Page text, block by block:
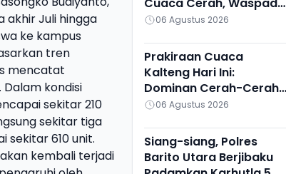
Juli hingga
ke kampus
tren
mencatat
kondisi
sekitar 210
sekitar tiga
sekitar 610 unit.
kembali terjadi
Munculnya Titik Api
06 Agustus 2026
Prakiraan Cuaca
Kalteng Hari Ini:
Dominan Cerah-Cerah
Berawan, Gunung Mas
06 Agustus 2026
Siang-siang, Polres
Barito Utara Berjibaku